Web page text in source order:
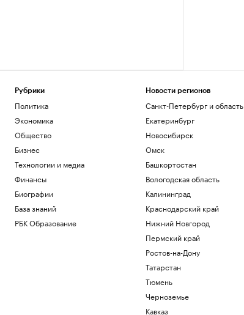
Рубрики
Политика
Экономика
Общество
Бизнес
Технологии и медиа
Финансы
Биографии
База знаний
РБК Образование
Новости регионов
Санкт-Петербург и область
Екатеринбург
Новосибирск
Омск
Башкортостан
Вологодская область
Калининград
Краснодарский край
Нижний Новгород
Пермский край
Ростов-на-Дону
Татарстан
Тюмень
Черноземье
Кавказ